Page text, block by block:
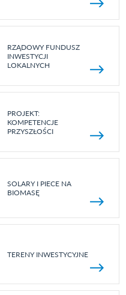
RZĄDOWY FUNDUSZ
INWESTYCJI
LOKALNYCH
PROJEKT:
KOMPETENCJE
PRZYSZŁOŚCI
SOLARY I PIECE NA
BIOMASĘ
TERENY INWESTYCYJNE